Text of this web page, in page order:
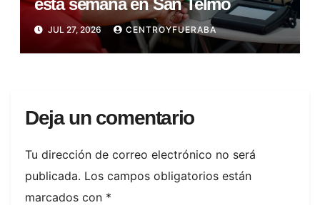
esta semana en San Telmo
JUL 27, 2026 CENTROYFUERABA
Deja un comentario
Tu dirección de correo electrónico no será
publicada. Los campos obligatorios están
marcados con *